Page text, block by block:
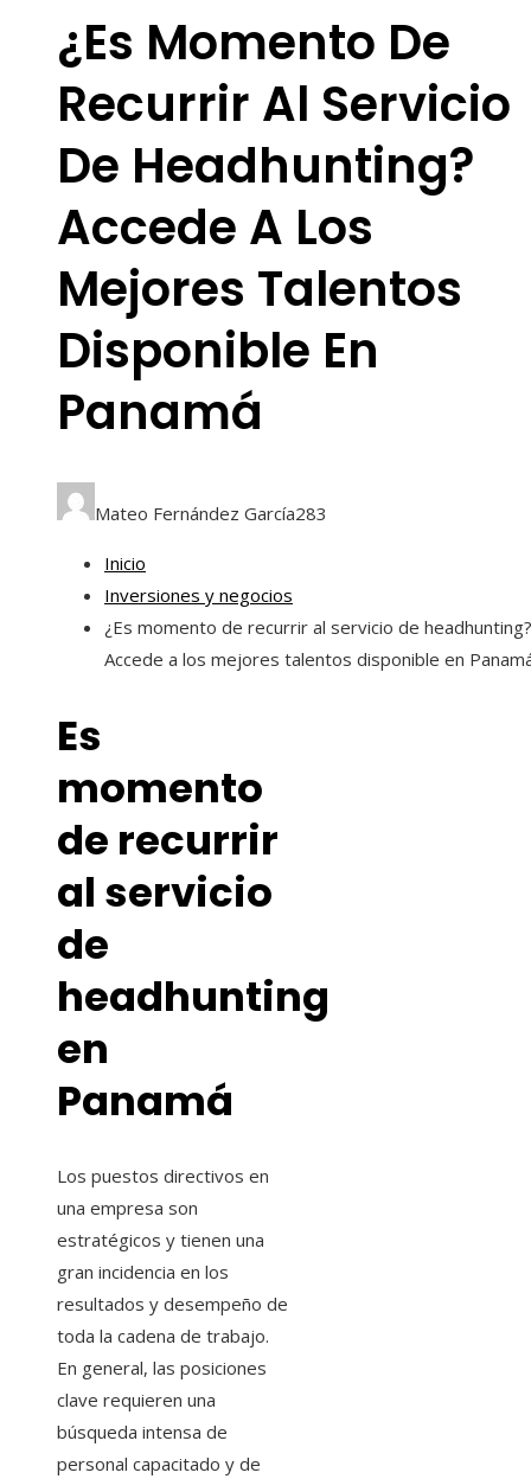
¿Es Momento De
Recurrir Al Servicio
De Headhunting?
Accede A Los
Mejores Talentos
Disponible En
Panamá
Mateo Fernández García283
Inicio
Inversiones y negocios
¿Es momento de recurrir al servicio de headhunting?
Accede a los mejores talentos disponible en
Es
momento
de recurrir
al servicio
de
headhunting
en
Panamá
Los puestos directivos en
una empresa son
estratégicos y tienen una
gran incidencia en los
resultados y desempeño de
toda la cadena de trabajo.
En general, las posiciones
clave requieren una
búsqueda intensa de
personal capacitado y de